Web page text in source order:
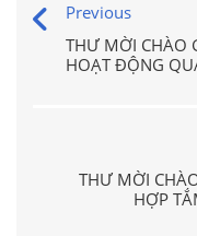
Previous
THƯ MỜI CHÀO
HOẠT ĐỘNG
THƯ MỜI
HỢP